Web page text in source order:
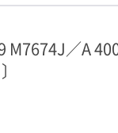
／A